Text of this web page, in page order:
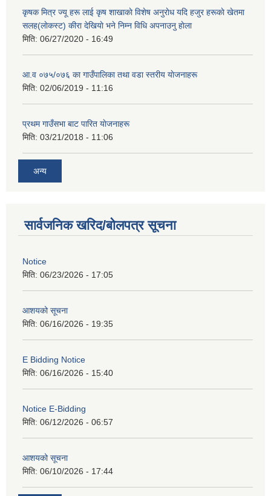
कृषक मित्र ज्यू हरू लाई कृष शाखाकाे विशेष अनुराेध यदि हजुर हरूकाे खेतमा
सलह(लाेकस्ट) कीरा देखियाे भने निम्न विधि अपनाउनु हाेला
मिति: 06/27/2020 - 16:49
आ‍.व ०७५/०७६ का गाउँपालिका तथा वडा स्तरीय याेजनाहरू
मिति: 02/06/2019 - 11:16
प्रथम गाउँसभा बाट पारित याेजनाहरू
मिति: 03/21/2018 - 11:06
अन्य
सार्वजनिक खरिद/बोलपत्र सूचना
Notice
मिति: 06/23/2026 - 17:05
आशयको सूचना
मिति: 06/16/2026 - 19:35
E Bidding Notice
मिति: 06/16/2026 - 15:40
Notice E-Bidding
मिति: 06/12/2026 - 06:57
आशयको सूचना
मिति: 06/10/2026 - 17:44